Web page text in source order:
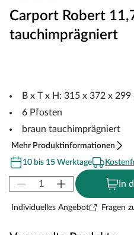
Carport Robert
tauchimprägniert
B x T x H: 315 x 372 x 299
6 Pfosten
braun tauchimprägniert
Mehr Produktinformationen
10 bis 15 Werktage
In
Individuelles Angebot Fragen